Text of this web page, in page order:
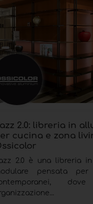
2.0: libreria in
cucina e zona
2.0 è una libreria
pensata per